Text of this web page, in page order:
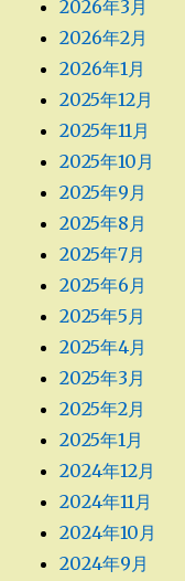
2026年3月
2026年2月
2026年1月
2025年12月
2025年11月
2025年10月
2025年9月
2025年8月
2025年7月
2025年6月
2025年5月
2025年4月
2025年3月
2025年2月
2025年1月
2024年12月
2024年11月
2024年10月
2024年9月